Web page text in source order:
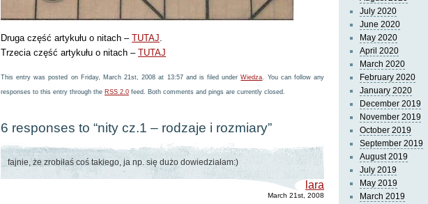
Druga część artykułu o nitach – TUTAJ.
Trzecia część artykułu o nitach – TUTAJ
This entry was posted on Friday, March 21st, 2008 at 13:57 and is filed underWiedza. You can follow any
responses to this entry through the RSS 2.0 feed. Both comments and pings are currently closed.
6 responses to “nity cz.1 – rodzaje i rozmiary”
fajnie, że zrobiłaś coś takiego, ja np. się dużo dowiedziałam:)
lara
March 21st, 2008
July 2020
June 2020
May 2020
April 2020
March 2020
February 2020
January 2020
December 2019
November 2019
October 2019
September 2019
August 2019
July 2019
May 2019
March 2019